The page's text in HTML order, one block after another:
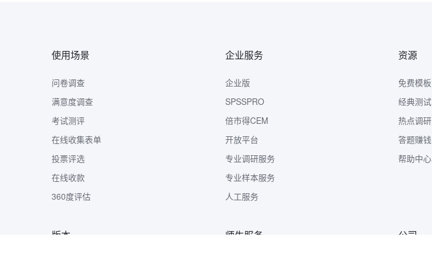
使用场景
问卷调查
满意度调查
考试测评
在线收集表单
投票评选
在线收款
360度评估
企业服务
企业版
SPSSPRO
倍市得CEM
开放平台
专业调研服务
专业样本服务
人工服务
资源
免费模板
经典测试
热点调研
答题赚钱
帮助中心
版本 师生服务 公司